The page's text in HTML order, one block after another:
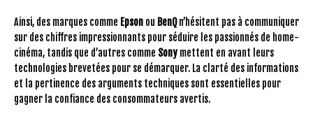
Ainsi, des marques comme Epson ou BenQn’hésitent pas à communiquer
sur des chiffres impressionnants pour séduire les passionnés de home-
cinéma, tandis que d’autres comme Sony mettent en avant leurs
technologies brevetées pour se démarquer. La clarté des informations
et la pertinence des arguments techniques sont essentielles pour
gagner la confiance des consommateurs avertis.